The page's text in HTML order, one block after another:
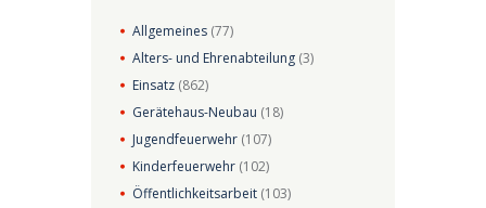
Allgemeines (77)
Alters- und Ehrenabteilung (3)
Einsatz (862)
Gerätehaus-Neubau (18)
Jugendfeuerwehr (107)
Kinderfeuerwehr (102)
Öffentlichkeitsarbeit (103)